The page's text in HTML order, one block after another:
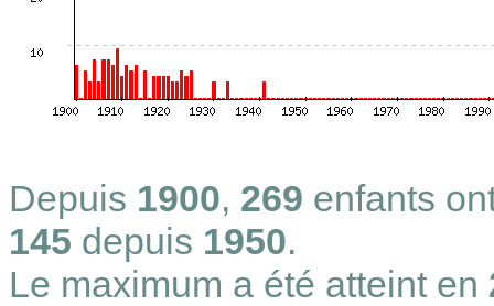
Depuis 1900, 269 enfants
145 depuis 1950.
Le maximum a été atteint en